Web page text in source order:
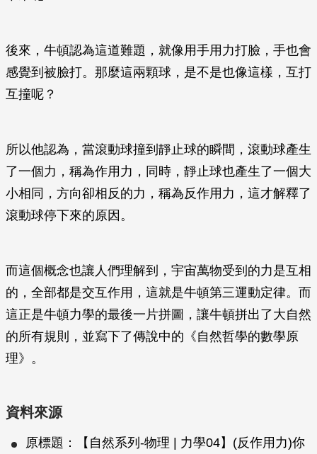
後來，牛頓認為這道難題，就像用手用力打臉，手也會
感覺到被臉打。那麼這兩顆球，是不是也像這樣，互打
互撞呢？
所以他認為，當滾動球撞到靜止球的瞬間，滾動球產生
了一個力，稱為作用力，同時，靜止球也產生了一個大
小相同，方向卻相反的力，稱為反作用力，這才解釋了
滾動球停下來的原因。
而這個概念也讓人們理解到，宇宙萬物受到的力是互相
的，全部都是交互作用，這就是牛頓第三運動定律。而
這正是牛頓力學的最後一片拼圖，讓牛頓拼出了大自然
的所有規則，並寫下了傳說中的《自然哲學的數學原
理》。
資料來源
原標題：【自然系列-物理 | 力學04】(反作用力)你